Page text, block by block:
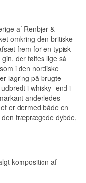
af Renbjer &
omkring den britiske
frem for en typisk
der føltes lige så
i den nordiske
lagring på brugte
i whisky- end i
anderledes
er dermed både en
den træprægede dybde,
komposition af